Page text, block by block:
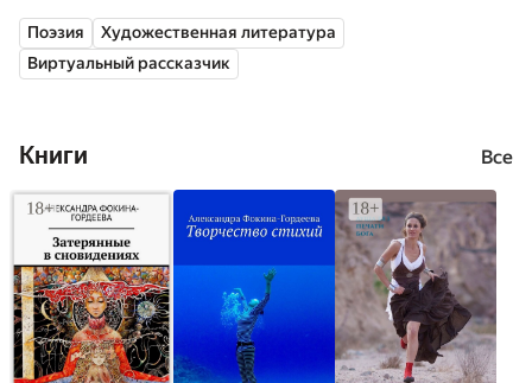
Поэзия
Художественная литература
Виртуальный рассказчик
Книги Все